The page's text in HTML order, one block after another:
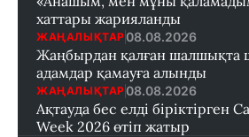
хаттары жарияланды
ЖАҢАЛЫҚТАР 08.08.2026
Жаңбырдан қалған шалшықта
адамдар қамауға алынды
ЖАҢАЛЫҚТАР 08.08.2026
Ақтауда бес елді біріктірген
Week 2026 өтіп жатыр